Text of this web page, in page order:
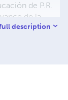
de P.R.
de la
y Del
escritura de
description